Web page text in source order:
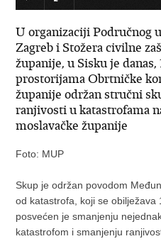
U organizaciji Područnog
Zagreb i Stožera civilne
županije, u Sisku je danas,
prostorijama Obrtničke
županije održan stručni
ranjivosti u katastrofama
moslavačke županije
Foto: MUP
Skup je održan povodom
od katastrofa, koji se obilježava
posvećen je smanjenju
katastrofom i smanjenju